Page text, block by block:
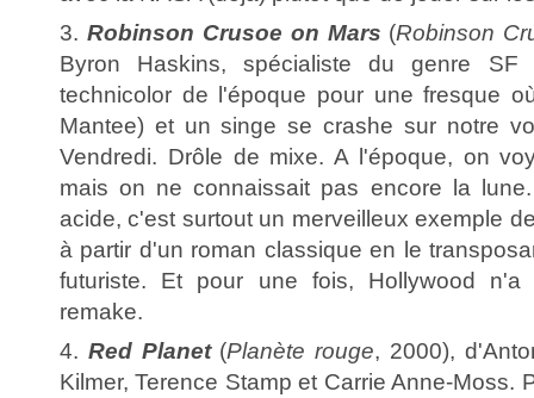
3. Robinson Crusoe on Mars (Robinson
Byron Haskins, spécialiste du genre
technicolor de l'époque pour une fresque
Mantee) et un singe se crashe sur notre
Vendredi. Drôle de mixe. A l'époque, on
mais on ne connaissait pas encore la
acide, c'est surtout un merveilleux exemple
à partir d'un roman classique en le
futuriste. Et pour une fois, Hollywood
remake.
4. Red Planet(Planète rouge, 2000),
Kilmer, Terence Stamp et Carrie Anne-Moss.